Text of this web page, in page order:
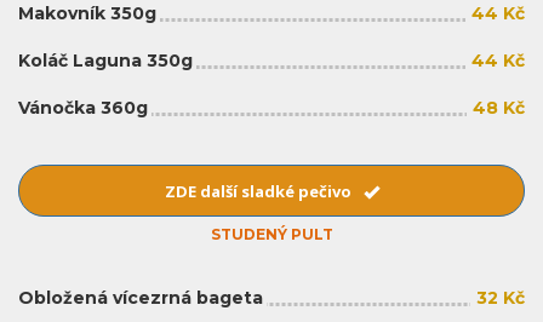
Makovník 350g 44 Kč
Koláč Laguna 350g 44 Kč
Vánočka 360g 48 Kč
ZDE další sladké pečivo
STUDENÝ PULT
Obložená vícezrná bageta 32 Kč